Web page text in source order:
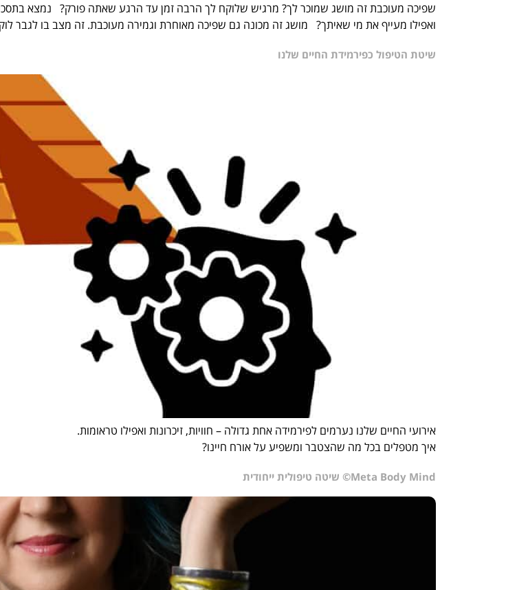
שפיכה מעוכבת זה מושג שמוכר לך? מרגיש שלוקח לך הרבה זמן עד הרגע שאתה פורק? נמצא
ואפילו מעייף את מי שאיתך? מושג זה מכונה גם שפיכה מאוחרת וגמירה מעוכבת. זה מצב בו לגבר
שיטת הטיפול כפירמידת החיים שלנו
אירועי החיים שלנו נערמים לפירמידה אחת גדולה – חוויות, זיכרונות ואפילו טראומות.
איך מטפלים בכל מה שהצטבר ומשפיע על אורח חיינו?
Meta Body Mind© שיטה טיפולית ייחודית